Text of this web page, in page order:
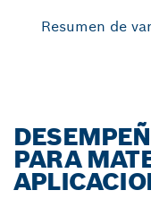
Resumen de
PARA